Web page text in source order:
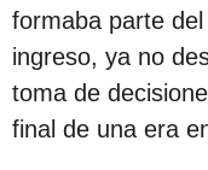
e
l
a
p
formaba parte
ingreso, ya no
toma de
final de una era